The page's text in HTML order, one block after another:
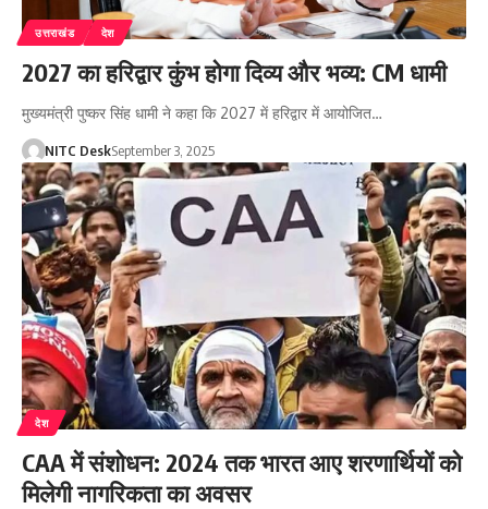
उत्तराखंड देश
2027 का हरिद्वार कुंभ होगा दिव्य और भव्य: CM धामी
मुख्यमंत्री पुष्कर सिंह धामी ने कहा कि 2027 में हरिद्वार में आयोजित…
NITC DeskSeptember 3, 2025
देश
CAA में संशोधन: 2024 तक भारत आए शरणार्थियों को
मिलेगी नागरिकता का अवसर